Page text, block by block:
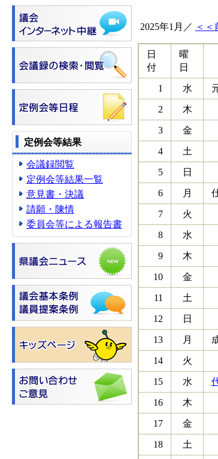
定例会等結果
会議録閲覧
定例会等結果一覧
意見書・決議
請願・陳情
委員会等による報告書
2025年1月／ ＜＜
日
付
曜
日
1 水
2 木
3 金
4 土
5 日
6 月
7 火
8 水
9 木
10 金
11 土
12 日
13 月
14 火
15 水
16 木
17 金
18 土